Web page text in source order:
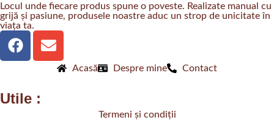
Locul unde fiecare produs spune o poveste. Realizate manual cu
grijă și pasiune, produsele noastre aduc un strop de unicitate în
viața ta.
Acasă Despre mine Contact
Utile :
Termeni și condiții